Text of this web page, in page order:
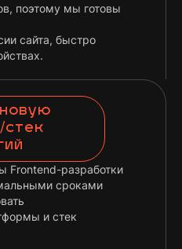
поэтому мы готовы
сайта, быстро
Frontend-разработки
сроками
и стек